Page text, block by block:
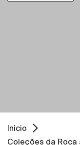
Inicio
Coleções da